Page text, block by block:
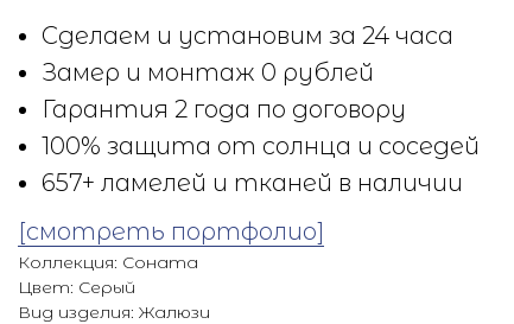
Сделаем и установим за 24 часа
Замер и монтаж 0 рублей
Гарантия 2 года по договору
100% защита от солнца и соседей
657+ ламелей и тканей в наличии
[смотреть портфолио]
Коллекция: Соната
Цвет: Серый
Вид изделия: Жалюзи